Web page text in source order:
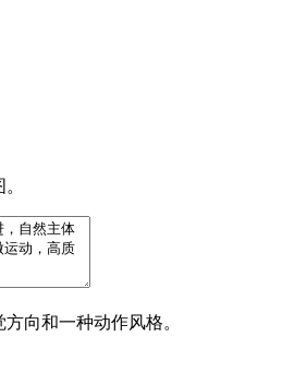
向和一种动作风格。